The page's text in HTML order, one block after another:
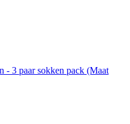
- 3 paar sokken pack (Maat